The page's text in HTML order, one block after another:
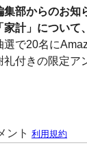
集部からのお知
家計」について、
で20名に
付きの限定ア